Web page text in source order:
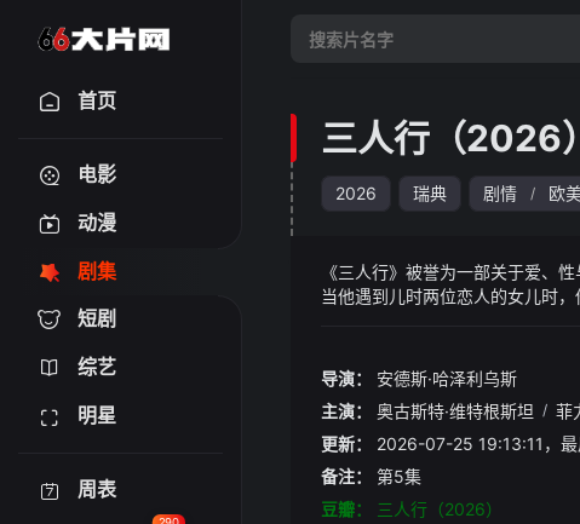
首页
电影
动漫
剧集
短剧
综艺
明星
周表
三人行（2026）
2026 瑞典 剧情 / 欧
《三人行》被誉为一部关于爱、
当他遇到儿时两位恋人的女儿时
导演：
安德斯·哈泽利乌斯
主演：
奥古斯特·维特根斯坦 / 菲
更新：
2026-07-25 19:13:11，最
备注：
第5集
豆瓣：
三人行（2026）